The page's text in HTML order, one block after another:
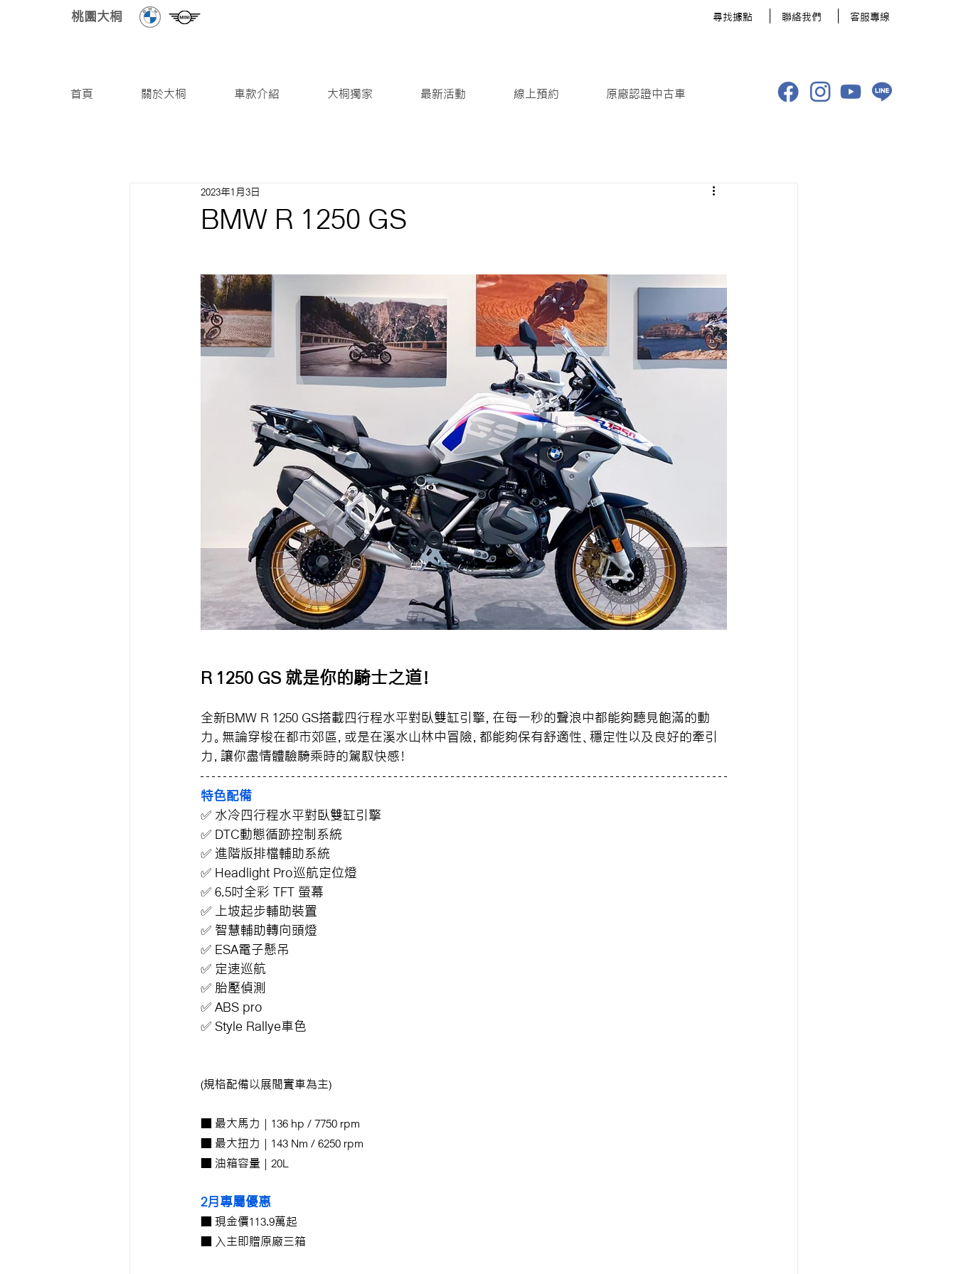
桃園大桐 ​尋找據點 聯絡我們 客服專線
首頁 關於大桐 車款介紹 大桐獨家 最新活動 線上預約 原廠認證中古車
BMW R 1250 GS
2023年1月3日
R 1250 GS 就是你的騎士之道！
全新BMW R 1250 GS搭載四行程水平對臥雙缸引擎，在每一秒的聲浪中都能夠聽見飽滿的動
力。無論穿梭在都市郊區，或是在溪水山林中冒險，都能夠保有舒適性、穩定性以及良好的牽引
力，讓你盡情體驗騎乘時的駕馭快感！
特色配備
✅ 水冷四行程水平對臥雙缸引擎
✅ DTC動態循跡控制系統
✅ 進階版排檔輔助系統
✅ Headlight Pro巡航定位燈
✅ 6.5吋全彩 TFT 螢幕
✅ 上坡起步輔助裝置
✅ 智慧輔助轉向頭燈
✅ ESA電子懸吊
✅ 定速巡航
✅ 胎壓偵測
✅ ABS pro
✅ Style Rallye車色
(規格配備以展間實車為主)
■ 最大馬力 | 136 hp / 7750 rpm
■ 最大扭力 | 143 Nm / 6250 rpm
■ 油箱容量 | 20L
2月專屬優惠
■ 現金價113.9萬起
■ 入主即贈原廠三箱